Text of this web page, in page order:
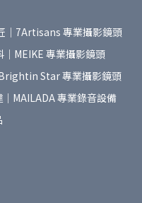
｜7Artisans 專業攝影鏡頭
｜MEIKE 專業攝影鏡頭
Star 專業攝影鏡頭
MAILADA 專業錄音設備